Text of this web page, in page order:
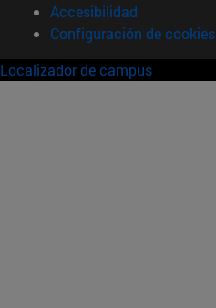
Accesibilidad
Configuración de cookies
Localizador de campus